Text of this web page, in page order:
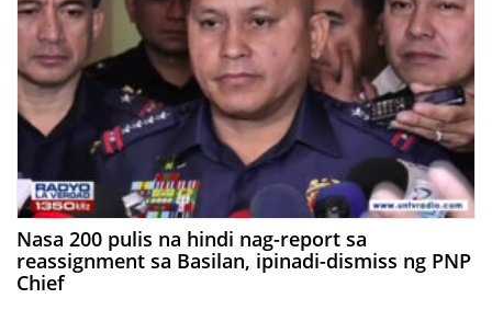
Nasa 200 pulis na hindi nag-report sa
reassignment sa Basilan, ipinadi-dismiss ng PNP
Chief